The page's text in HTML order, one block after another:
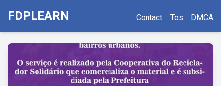
FDPLEARN Contact Tos DMCA